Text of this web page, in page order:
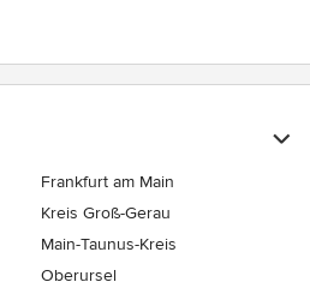
Frankfurt am Main
Kreis Groß-Gerau
Main-Taunus-Kreis
Oberursel